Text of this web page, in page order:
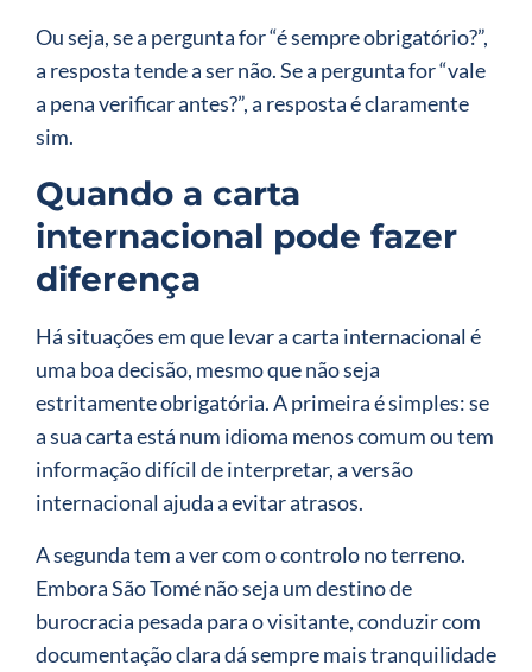
Ou seja, se a pergunta for “é sempre obrigatório?”,
a resposta tende a ser não. Se a pergunta for “vale
a pena verificar antes?”, a resposta é claramente
sim.
Quando a carta
internacional pode fazer
diferença
Há situações em que levar a carta internacional é
uma boa decisão, mesmo que não seja
estritamente obrigatória. A primeira é simples: se
a sua carta está num idioma menos comum ou tem
informação difícil de interpretar, a versão
internacional ajuda a evitar atrasos.
A segunda tem a ver com o controlo no terreno.
Embora São Tomé não seja um destino de
burocracia pesada para o visitante, conduzir com
documentação clara dá sempre mais tranquilidade